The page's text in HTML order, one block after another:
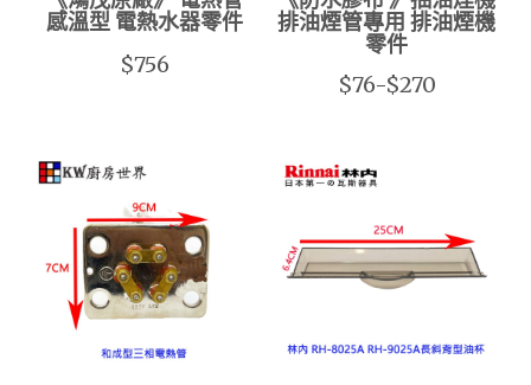
感溫型 電熱水器零件
$756
排油煙管專用 排油煙機
零件
$76-$270